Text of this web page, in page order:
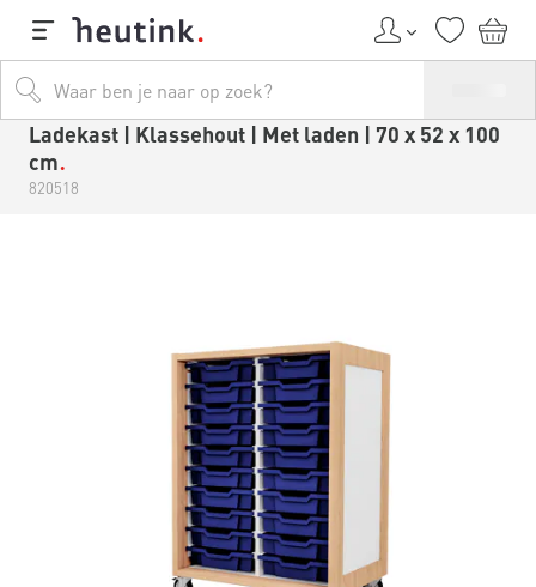
Ladekast | Klassehout | Met laden | 70 x 52 x 100
cm
820518